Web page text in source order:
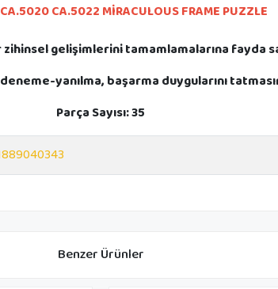
CA.5022 MİRACULOUS FRAME PUZZLE
gelişimlerini tamamlamalarına fayda
yanılma, başarma duygularını
Parça Sayısı: 35
Benzer Ürünler